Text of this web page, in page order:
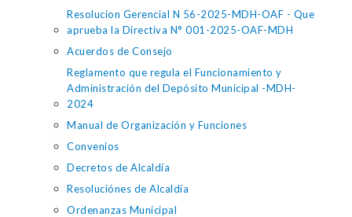
Resolucion Gerencial N 56-2025-MDH-OAF - Que
aprueba la Directiva N° 001-2025-OAF-MDH
Acuerdos de Consejo
Reglamento que regula el Funcionamiento y
Administración del Depósito Municipal -MDH-
2024
Manual de Organización y Funciones
Convenios
Decretos de Alcaldía
Resoluciónes de Alcaldía
Ordenanzas Municipal